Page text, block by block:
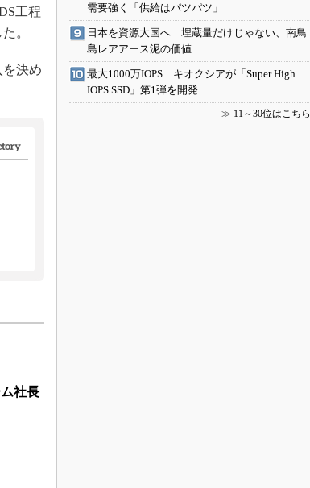
工程
。
決め
社長
需要強く「供給はパツパツ」
日本を資源大国へ 埋蔵量だけじゃない、南鳥
島レアアース泥の価値
最大1000万IOPS キオクシアが「Super High
IOPS SSD」第1弾を開発
≫ 11～30位はこちら